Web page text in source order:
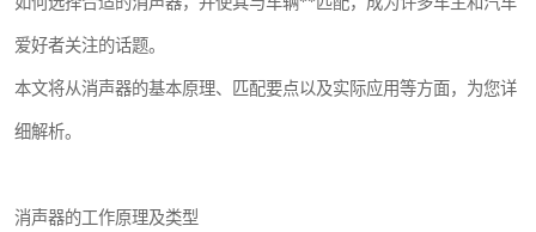
爱好者关注的话题。
本文将从消声器的基本原理、匹配要点以及实际应用等方面，为您详
细解析。
消声器的工作原理及类型